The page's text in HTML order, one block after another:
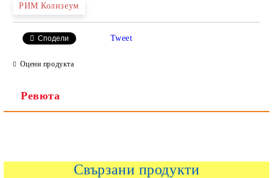
РИМ Колизеум
Сподели Tweet
Оцени продукта
Ревюта
Свързани продукти